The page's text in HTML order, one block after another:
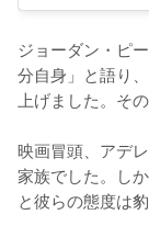
ジョーダン・ピ
分自身」と語り
上げました。そ
映画冒頭、アデ
家族でした。し
と彼らの態度は豹